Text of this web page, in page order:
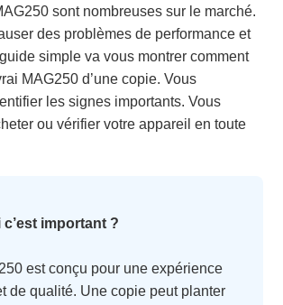
sont nombreuses sur le marché.
des problèmes de performance et
simple va vous montrer comment
MAG250 d’une copie. Vous
les signes importants. Vous
ou vérifier votre appareil en toute
important ?
est conçu pour une expérience
de qualité. Une copie peut planter